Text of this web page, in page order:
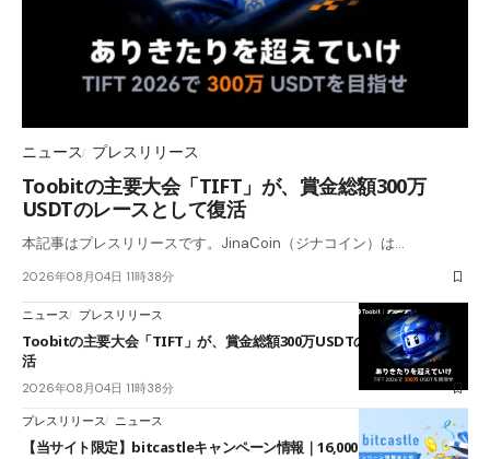
ニュース プレスリリース
Toobitの主要大会「TIFT」が、賞金総額300万
USDTのレースとして復活
本記事はプレスリリースです。JinaCoin（ジナコイン）は…
2026年08月04日 11時38分
ニュース プレスリリース
Toobitの主要大会「TIFT」が、賞金総額300万USDTのレースとして復
活
2026年08月04日 11時38分
プレスリリース ニュース
【当サイト限定】bitcastleキャンペーン情報｜16,000円口座開設ボーナ